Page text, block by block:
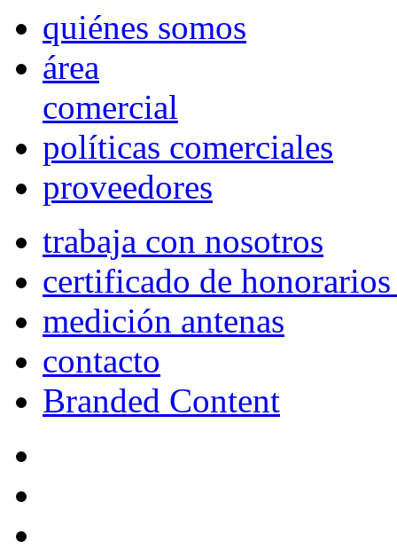
quiénes somos
área
comercial
políticas comerciales
proveedores
trabaja con nosotros
certificado de
medición antenas
contacto
Branded Content